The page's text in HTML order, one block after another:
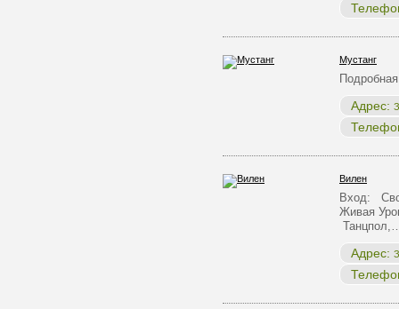
Мустанг
Адрес:
Вилен
Вход:
Живая
Адрес: